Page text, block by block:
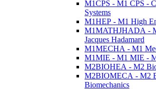
M1CPS - M1 CPS -
Systems
M1HEP - M1 High
M1MATHJHADA -
Jacques Hadamard
M1MECHA - M1
M1MIE - M1 MIE -
M2BIOHEA - M2
M2BIOMECA - M2
Biomechanics